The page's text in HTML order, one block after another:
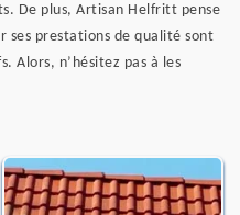
De plus, Artisan Helfritt pense
ses prestations de qualité sont
Alors, n’hésitez pas à les